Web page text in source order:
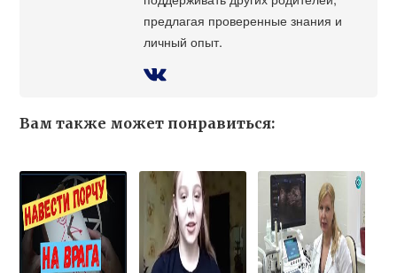
предлагая проверенные знания и
личный опыт.
Вам также может понравиться: